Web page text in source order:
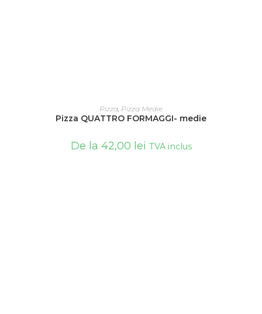
SELECTEAZĂ OPȚIUNILE
Pizza, Pizza Medie
Pizza QUATTRO FORMAGGI- medie
De la 42,00 lei TVA inclus